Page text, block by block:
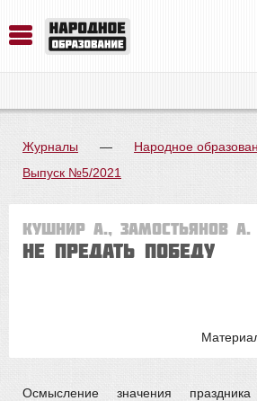
Журналы — Народное
Выпуск №5/2021
Кушнир А., Замостьянов А.
Не предать Победу
Осмысление значения